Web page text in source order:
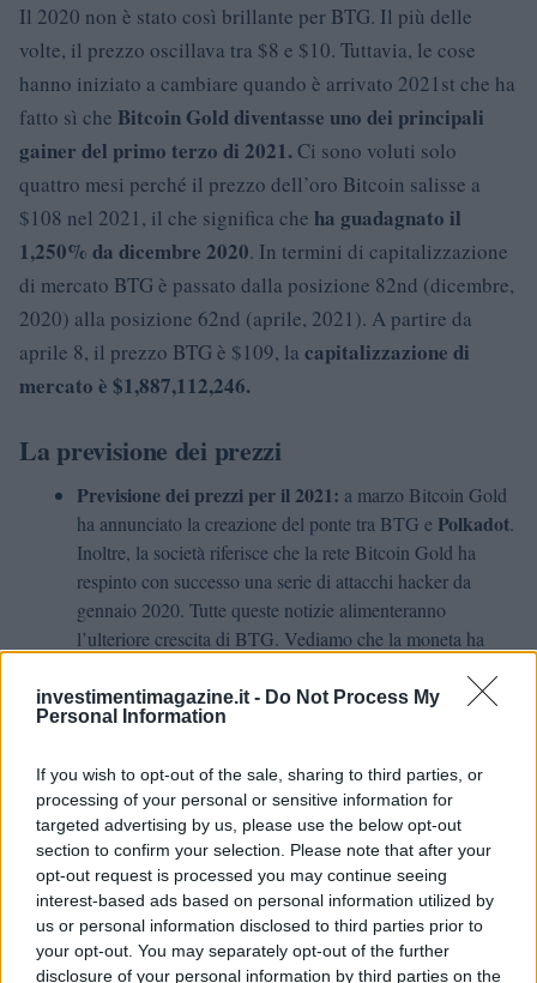
investimentimagazine.it - Do Not Process My
Personal Information
If you wish to opt-out of the sale, sharing to third parties, or
processing of your personal or sensitive information for
targeted advertising by us, please use the below opt-out
section to confirm your selection. Please note that after your
opt-out request is processed you may continue seeing
interest-based ads based on personal information utilized by
us or personal information disclosed to third parties prior to
your opt-out. You may separately opt-out of the further
disclosure of your personal information by third parties on the
Il 2020 non è stato così brillante per BTG. Il più delle
volte, il prezzo oscillava tra $8 e $10. Tuttavia, le cose
hanno iniziato a cambiare quando è arrivato 2021st che ha
fatto sì che Bitcoin Gold diventasse uno dei principali
gainer del primo terzo di 2021.Ci sono voluti solo
quattro mesi perché il prezzo dell’oro Bitcoin salisse a
$108 nel 2021, il che significa che ha guadagnato il
1,250% da dicembre 2020. In termini di capitalizzazione
di mercato BTG è passato dalla posizione 82nd (dicembre,
2020) alla posizione 62nd (aprile, 2021). A partire da
aprile 8, il prezzo BTG è $109, la capitalizzazione di
mercato è $1,887,112,246.
La previsione dei prezzi
Previsione dei prezzi per il 2021: a marzo Bitcoin Gold
ha annunciato la creazione del ponte tra BTG e Polkadot.
Inoltre, la società riferisce che la rete Bitcoin Gold ha
respinto con successo una serie di attacchi hacker da
gennaio 2020. Tutte queste notizie alimenteranno
l’ulteriore crescita di BTG. Vediamo che la moneta ha
giorni. A nostro avviso, con una probabilità del 67%BTG
non scenderà sotto $100 entro la fine del 2021.
Tuttavia, c’è una possibilità (circa il 33%) che la
correzione seguirà e il prezzo regredirà a un valore a due
cifre entro la fine dell’anno. Se lo scenario pessimistico si
verificasse, BTG potrebbe scendere a 64.
Previsione dei prezzi per il 2023:l’implementazione di
Lightning Networkche è prevista per il prossimo futuro
renderà BTG un mezzo di pagamento pratico. Questo